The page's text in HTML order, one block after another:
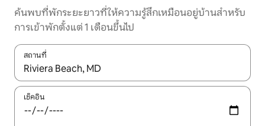
ค้นพบที่พักระยะยาวที่ให้ความรู้สึกเหมือนอยู่บ้านสำหรับ
การเข้าพักตั้งแต่ 1 เดือนขึ้นไป
สถานที่
ใช้ลูกศรขึ้นลง หรือใช้การสัมผัสหรือปัด เพื่อสำรวจผลการค้นหา
เช็คอิน